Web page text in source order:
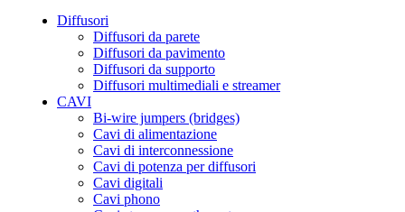
Diffusori
Diffusori da parete
Diffusori da pavimento
Diffusori da supporto
Diffusori multimediali e streamer
CAVI
Bi-wire jumpers (bridges)
Cavi di alimentazione
Cavi di interconnessione
Cavi di potenza per diffusori
Cavi digitali
Cavi phono